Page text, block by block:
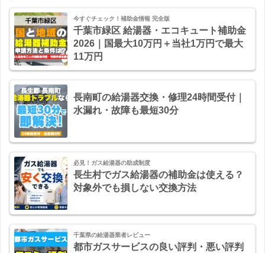
今すぐチェック！補助金情報 完全版
千葉市緑区 給湯器・エコキュート補助金
2026｜国最大10万円＋当社1万円で最大
11万円
長南町の給湯器交換・修理24時間受付｜
水漏れ・故障も最短30分
必見！ガス給湯器の助成制度
長生村でガス給湯器の補助金は使える？
対象外でも損しない交換方法
千葉県の給湯器業者レビュー
都市ガスサービスの良い評判・悪い評判